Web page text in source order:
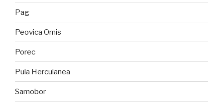
Pag
Peovica Omis
Porec
Pula Herculanea
Samobor